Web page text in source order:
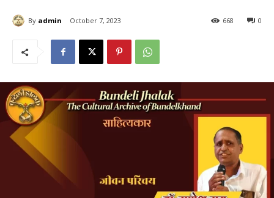
By admin October 7, 2023 0
668